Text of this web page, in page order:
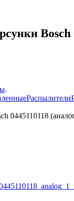
Bosch
Распылители
0445110118